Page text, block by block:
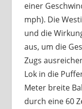
einer
mph). Die
und die
aus, um die
Zugs
Lok in die
Meter breite
durch eine 60